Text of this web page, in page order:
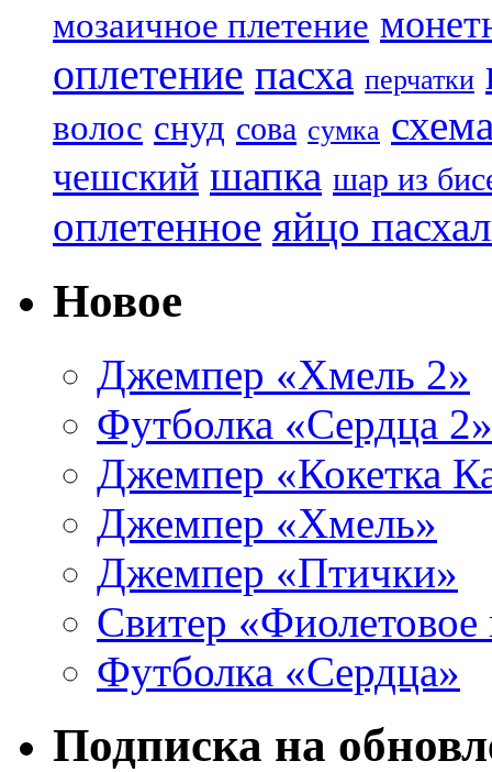
мозаичное плетение
оплетение пасха перчатки
волос снуд сова сумка
чешский шапка шар из
оплетенное яйцо
Новое
Джемпер «Хмель 2»
Футболка «Сердца 2»
Джемпер «Кокетка
Джемпер «Хмель»
Джемпер «Птички»
Свитер «Фиолетовое
Футболка «Сердца»
Подписка на